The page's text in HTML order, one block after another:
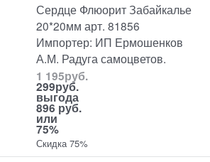
Сердце Флюорит Забайкалье
20*20мм арт. 81856
Импортер: ИП Ермошенков
А.М. Радуга самоцветов.
1 195руб.
299руб.
выгода
896 руб.
или
75%
Скидка 75%